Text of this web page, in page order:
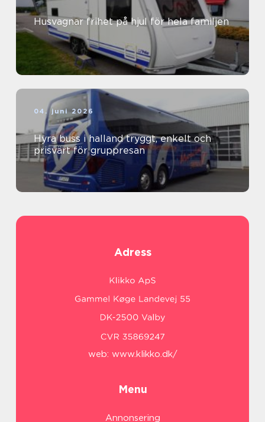
Husvagnar frihet på hjul för hela familjen
04. juni 2026
Hyra buss i halland tryggt, enkelt och
prisvärt för gruppresan
Adress
web: www.klikko.dk/
Menu
Annonsering